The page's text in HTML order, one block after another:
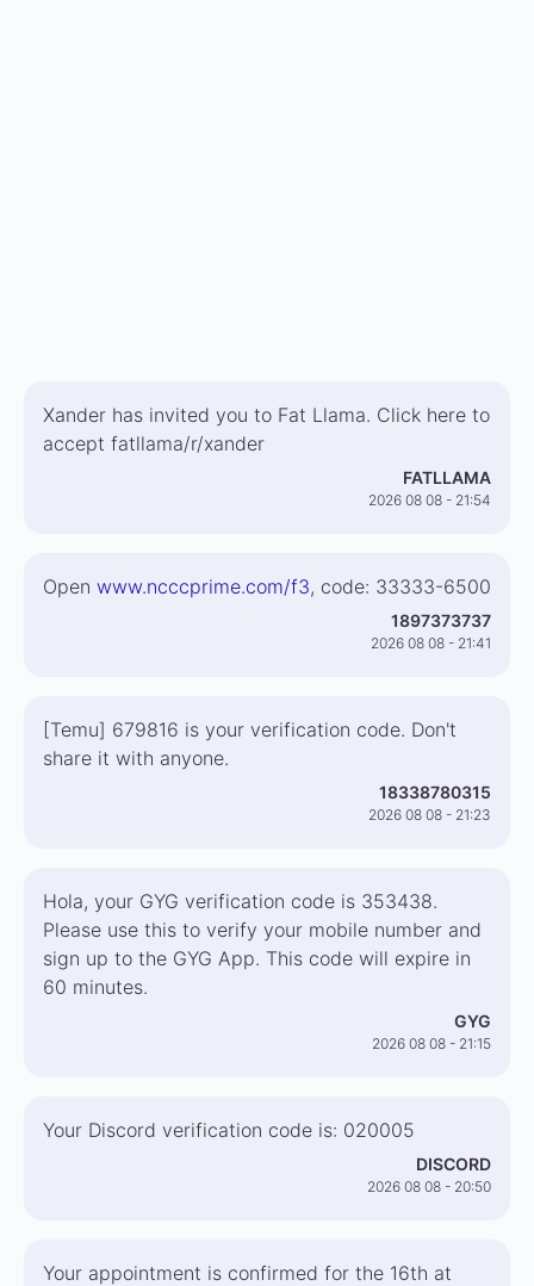
Xander has invited you to Fat Llama. Click here to
accept fatllama/r/xander
FATLLAMA
2026 08 08 - 21:54
Open www.ncccprime.com/f3, code: 33333-6500
1897373737
2026 08 08 - 21:41
[Temu] 679816 is your verification code. Don't
share it with anyone.
18338780315
2026 08 08 - 21:23
Hola, your GYG verification code is 353438.
Please use this to verify your mobile number and
sign up to the GYG App. This code will expire in
60 minutes.
GYG
2026 08 08 - 21:15
Your Discord verification code is: 020005
DISCORD
2026 08 08 - 20:50
Your appointment is confirmed for the 16th at